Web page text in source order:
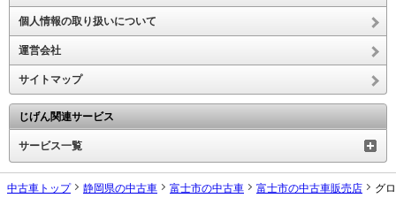
個人情報の取り扱いについて
運営会社
サイトマップ
じげん関連サービス
サービス一覧
中古車トップ 静岡県の中古車 富士市の中古車 富士市の中古車販売店 グ